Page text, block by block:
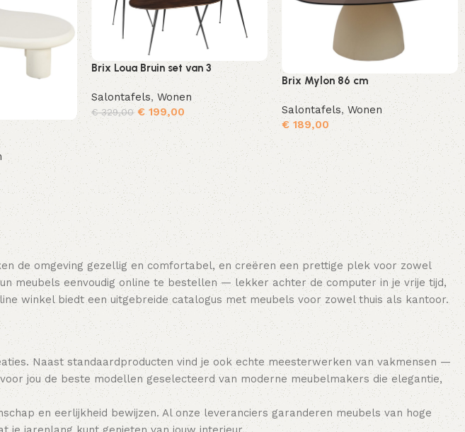
Toevoegen aan winkelwagen
Brix Loua Bruin set van 3
Salontafels,Wonen
€329,00 €199,00
Brix Mylon 86 cm
Salontafels,Wonen
€189,00
de omgeving gezellig en comfortabel, en creëren een prettige plek voor zowel
meubels eenvoudig online te bestellen — lekker achter de computer in je vrije tijd,
winkel biedt een uitgebreide catalogus met meubels voor zowel thuis als kantoor.
Naast standaardproducten vind je ook echte meesterwerken van vakmensen —
jou de beste modellen geselecteerd van moderne meubelmakers die elegantie,
en eerlijkheid bewijzen. Al onze leveranciers garanderen meubels van hoge